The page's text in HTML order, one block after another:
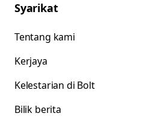
Syarikat
Tentang kami
Kerjaya
Kelestarian di Bolt
Bilik berita